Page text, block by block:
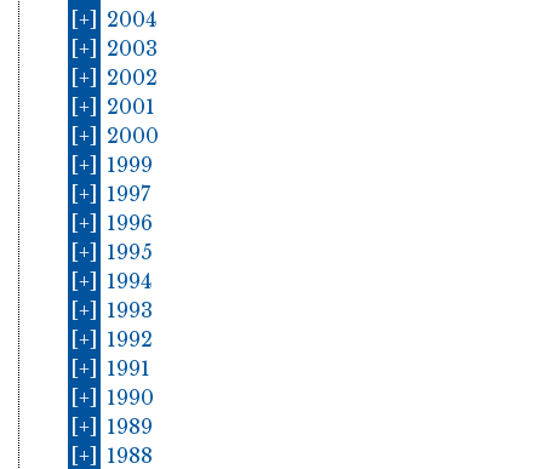
[+] 2004
[+] 2003
[+] 2002
[+] 2001
[+] 2000
[+] 1999
[+] 1997
[+] 1996
[+] 1995
[+] 1994
[+] 1993
[+] 1992
[+] 1991
[+] 1990
[+] 1989
[+] 1988